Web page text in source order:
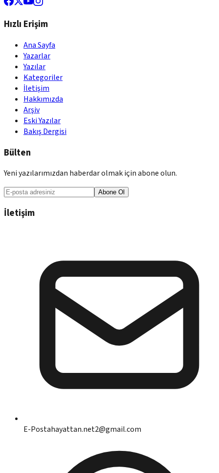
Hızlı Erişim
Ana Sayfa
Yazarlar
Yazılar
Kategoriler
İletişim
Hakkımızda
Arşiv
Eski Yazılar
Bakış Dergisi
Bülten
Yeni yazılarımızdan haberdar olmak için abone olun.
Abone Ol
İletişim
E-Postahayattan.net2@gmail.com